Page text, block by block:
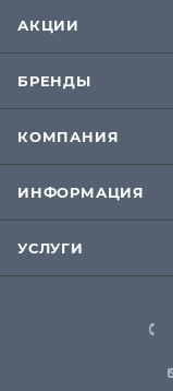
АКЦИИ
БРЕНДЫ
КОМПАНИЯ
ИНФОРМАЦИЯ
УСЛУГИ